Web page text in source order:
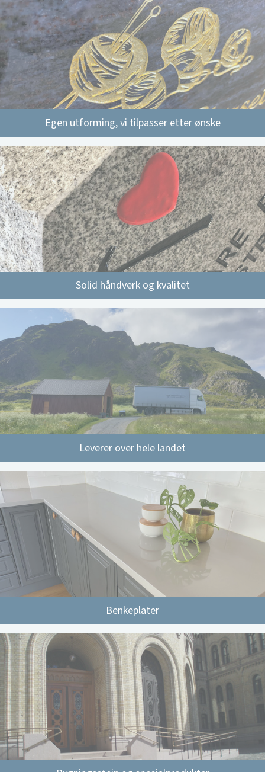
Egen utforming, vi tilpasser etter ønske
Solid håndverk og kvalitet
Leverer over hele landet
Benkeplater